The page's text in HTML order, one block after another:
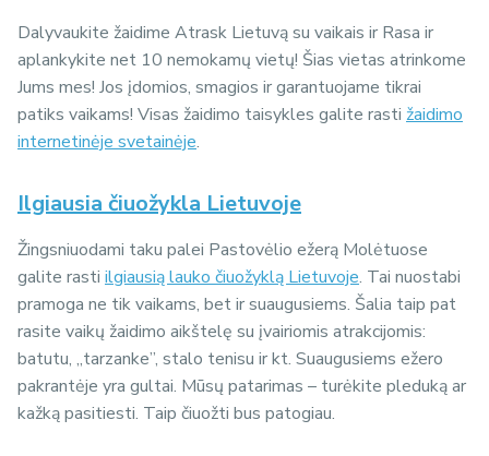
Dalyvaukite žaidime Atrask Lietuvą su vaikais ir Rasa ir
aplankykite net 10 nemokamų vietų! Šias vietas atrinkome
Jums mes! Jos įdomios, smagios ir garantuojame tikrai
patiks vaikams! Visas žaidimo taisykles galite rasti žaidimo
internetinėje svetainėje.
Ilgiausia čiuožykla Lietuvoje
Žingsniuodami taku palei Pastovėlio ežerą Molėtuose
galite rasti ilgiausią lauko čiuožyklą Lietuvoje. Tai nuostabi
pramoga ne tik vaikams, bet ir suaugusiems. Šalia taip pat
rasite vaikų žaidimo aikštelę su įvairiomis atrakcijomis:
batutu, „tarzanke”, stalo tenisu ir kt. Suaugusiems ežero
pakrantėje yra gultai. Mūsų patarimas – turėkite pleduką ar
kažką pasitiesti. Taip čiuožti bus patogiau.